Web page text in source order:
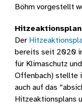
Böhm vorgestellt
Der
bereits seit 2020
für Klimaschutz
Offenbach) stellte
auch auf das
Hitzeaktionsplans